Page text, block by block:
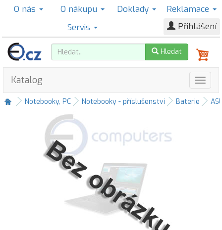
O nás O nákupu Doklady
Reklamace
Servis
Přihlášení
Hledat
Katalog
Notebooky, PC Notebooky - příslušenství Baterie